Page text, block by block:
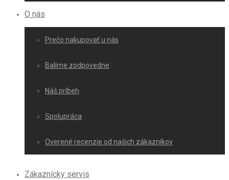
O nás
Prečo nakupovať u nás
Balíme zodpovedne
Náš príbeh
Spolupráca
Overené recenzie od našich zákazníkov
Zákaznícky servis